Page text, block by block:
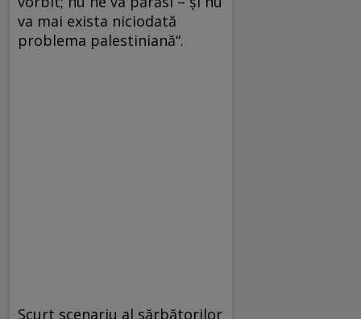
va mai exista niciodată
problema palestiniană“.
Scurt scenariu al sărbătorilor